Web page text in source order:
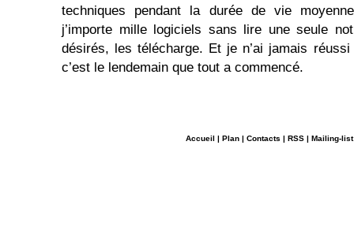
techniques pendant la durée de vie
j’importe mille logiciels sans lire une seule
désirés, les télécharge. Et je n’ai jamais
c’est le lendemain que tout a commencé.
Accueil | Plan | Contacts | RSS | Mailing-list